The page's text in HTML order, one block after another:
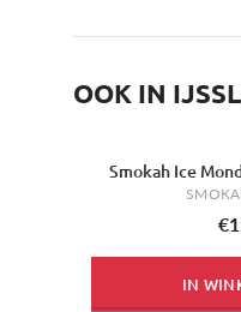
OOK IN
Smokah Ice
IN